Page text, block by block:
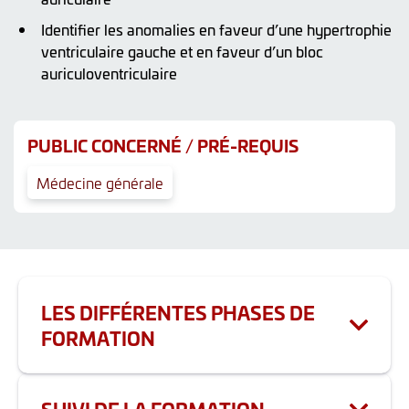
Identifier les anomalies en faveur d’une hypertrophie
ventriculaire gauche et en faveur d’un bloc
auriculoventriculaire
PUBLIC CONCERNÉ / PRÉ-REQUIS
Médecine générale
LES DIFFÉRENTES PHASES DE
FORMATION